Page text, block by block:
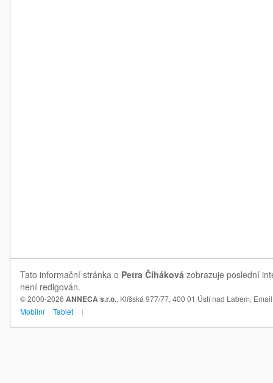
Tato informační stránka o Petra Čiháková zobrazuje poslední
není redigován.
© 2000-2026 ANNECA s.r.o., Klíšská 977/77, 400 01 Ústí nad Labem,
Mobilní
Tablet |